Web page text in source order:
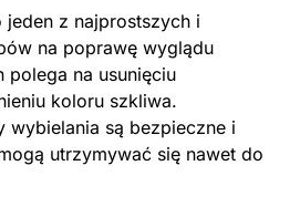
z najprostszych i
na poprawę wyglądu
polega na usunięciu
koloru szkliwa.
wybielania są bezpieczne i
utrzymywać się nawet do